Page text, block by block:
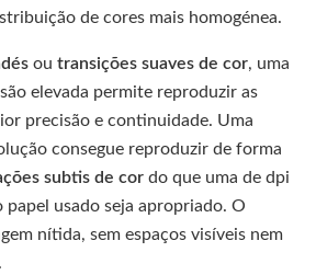
de cores mais homogénea.
ou transições suaves de cor, uma
elevada permite reproduzir as
precisão e continuidade. Uma
consegue reproduzir de forma
subtis de cor do que uma de dpi
papel usado seja apropriado. O
nítida, sem espaços visíveis nem